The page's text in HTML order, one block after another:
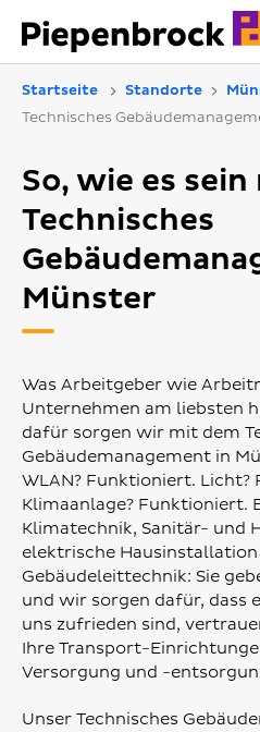
Startseite Standorte
Technisches
So, wie es sein
Technisches
Münster
Was Arbeitgeber wie
Unternehmen am liebsten
dafür sorgen wir mit dem
Gebäudemanagement in
WLAN? Funktioniert. Licht?
Klimaanlage? Funktioniert.
Klimatechnik, Sanitär- und
elektrische
Gebäudeleittechnik: Sie
und wir sorgen dafür, dass
uns zufrieden sind,
Ihre Transport-
Versorgung und -
Unser Technisches